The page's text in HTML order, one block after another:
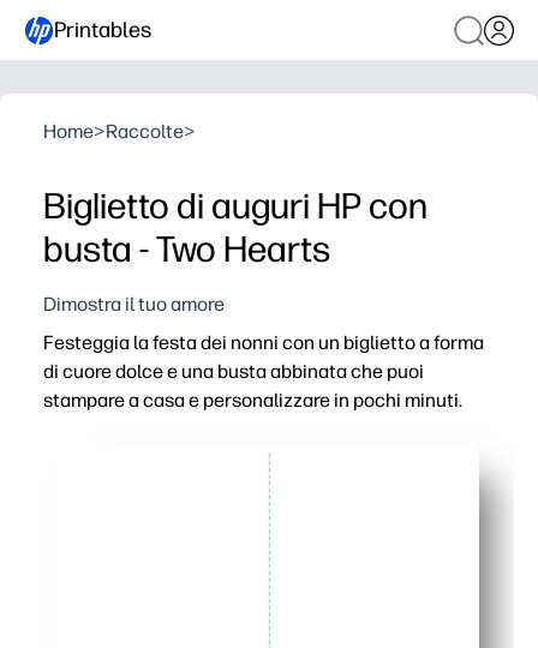
Printables
Home>Raccolte>
Biglietto di auguri HP con
busta - Two Hearts
Dimostra il tuo amore
Festeggia la festa dei nonni con un biglietto a forma
di cuore dolce e una busta abbinata che puoi
stampare a casa e personalizzare in pochi minuti.
Comodità senza preparazione: scarica, stampa su
Personalizzazione pensata per i bambini: consenti ai
Risparmia tempo: salta il negozio e crea una carta
Adatto a classi e famiglie: stampa più copie per